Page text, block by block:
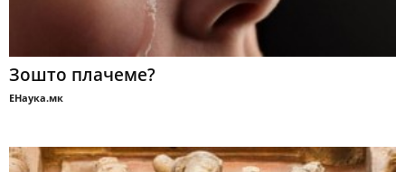
Зошто плачеме?
ЕНаука.мк